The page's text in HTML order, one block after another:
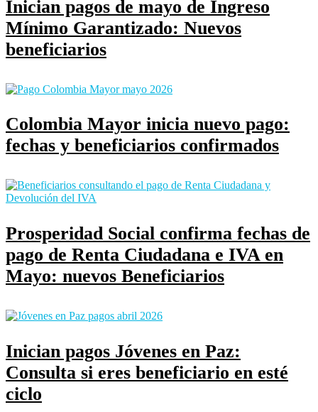
Inician pagos de mayo de Ingreso
Mínimo Garantizado: Nuevos
beneficiarios
Colombia Mayor inicia nuevo pago:
fechas y beneficiarios confirmados
Prosperidad Social confirma fechas de
pago de Renta Ciudadana e IVA en
Mayo: nuevos Beneficiarios
Inician pagos Jóvenes en Paz:
Consulta si eres beneficiario en esté
ciclo